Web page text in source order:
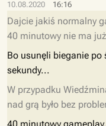
10.08.2020 16:16
Dajcie jakiś normalny
40 minutowy nie ma
Bo usunęli bieganie po
sekundy...
W przypadku
nad grą było bez